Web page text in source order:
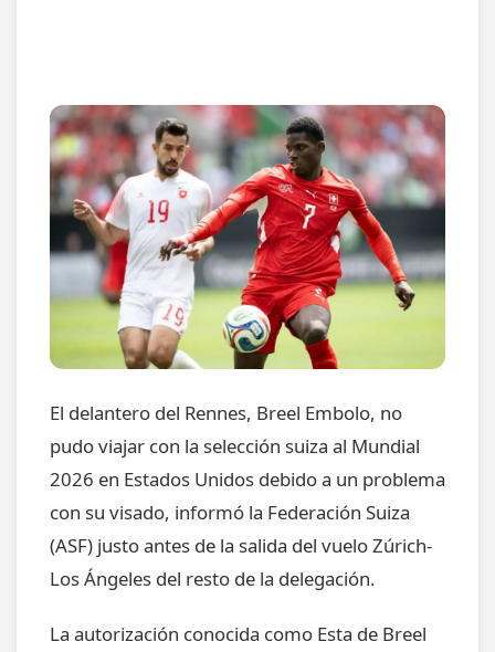
El delantero del Rennes, Breel Embolo, no
pudo viajar con la selección suiza al Mundial
2026 en Estados Unidos debido a un problema
con su visado, informó la Federación Suiza
(ASF) justo antes de la salida del vuelo Zúrich-
Los Ángeles del resto de la delegación.
La autorización conocida como Esta de Breel